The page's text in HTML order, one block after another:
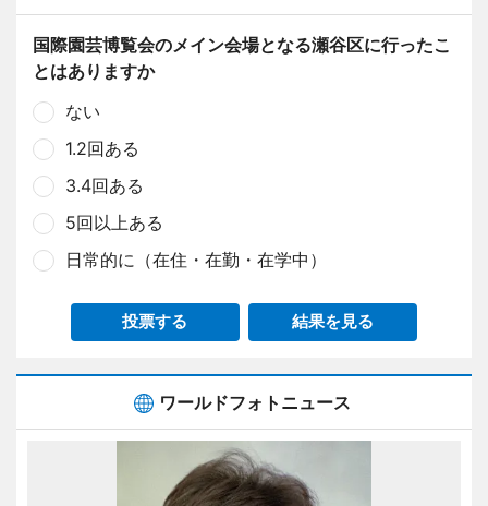
国際園芸博覧会のメイン会場となる瀬谷区に行ったこ
とはありますか
ない
1.2回ある
3.4回ある
5回以上ある
日常的に（在住・在勤・在学中）
投票する 結果を見る
ワールドフォトニュース